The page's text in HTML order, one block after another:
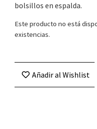
bolsillos en espalda.
Este producto no está
existencias.
Añadir al Wishlist